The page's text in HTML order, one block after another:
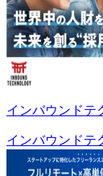
インバウンドテ
インバウンドテ